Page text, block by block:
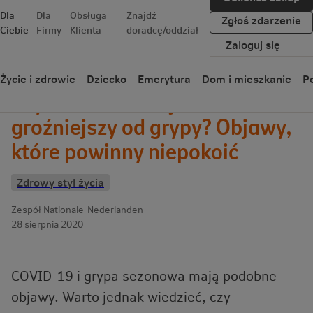
Dla
Ciebie
Dla
Firmy
Obsługa
Klienta
Znajdź
doradcę/oddział
Zgłoś zdarzenie
Zaloguj się
Życie i zdrowie Dziecko Emerytura Dom i mieszkanie
Wróć
groźniejszy od grypy? Objawy,
które powinny niepokoić
Zdrowy styl życia
Zespół Nationale-Nederlanden
28 sierpnia 2020
COVID-19 i grypa sezonowa mają podobne
objawy. Warto jednak wiedzieć, czy